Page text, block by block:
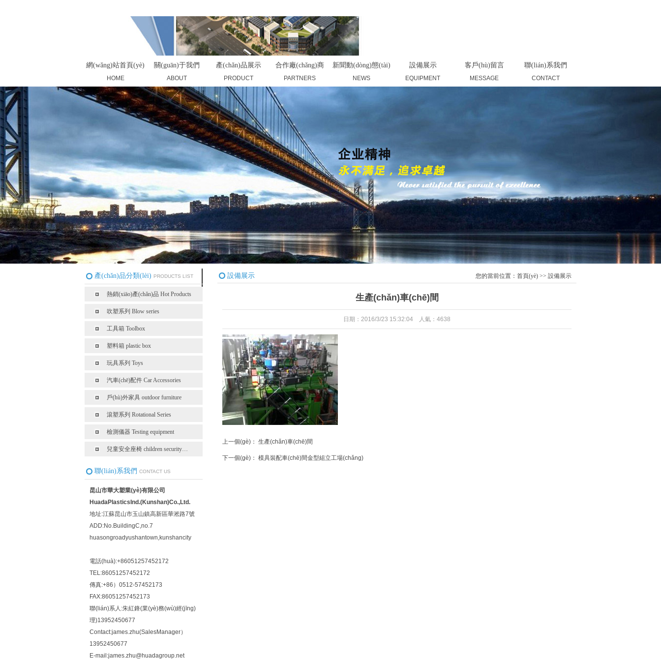
網(wǎng)站首頁(yè)
HOME
關(guān)于我們
ABOUT
產(chǎn)品展示
PRODUCT
合作廠(chǎng)商
PARTNERS
新聞動(dòng)態(tài)
NEWS
設備展示
EQUIPMENT
客戶(hù)留言
MESSAGE
聯(lián)系我們
CONTACT
產(chǎn)品分類(lèi) PRODUCTS LIST
熱銷(xiāo)產(chǎn)品 Hot Products
吹塑系列 Blow series
工具箱 Toolbox
塑料箱 plastic box
玩具系列 Toys
汽車(chē)配件 Car Accessories
戶(hù)外家具 outdoor furniture
滾塑系列 Rotational Series
檢測儀器 Testing equipment
兒童安全座椅 children security…
聯(lián)系我們 CONTACT US
昆山市華大塑業(yè)有限公司
HuadaPlasticsInd.(Kunshan)Co.,Ltd.
地址:江蘇昆山市玉山鎮高新區華淞路7號
ADD:No.BuildingC,no.7
huasongroadyushantown,kunshancity
電話(huà):+86051257452172
TEL:86051257452172
傳真:+86）0512-57452173
FAX:86051257452173
聯(lián)系人:朱紅鋒(業(yè)務(wù)經(jīng)
理)13952450677
Contact:james.zhu(SalesManager）
13952450677
E-mail:james.zhu@huadagroup.net
設備展示 您的當前位置： 首頁(yè) >> 設備展示
生產(chǎn)車(chē)間
日期：2016/3/23 15:32:04 人氣：4638
上一個(gè)： 生產(chǎn)車(chē)間
下一個(gè)： 模具裝配車(chē)間金型組立工場(chǎng)